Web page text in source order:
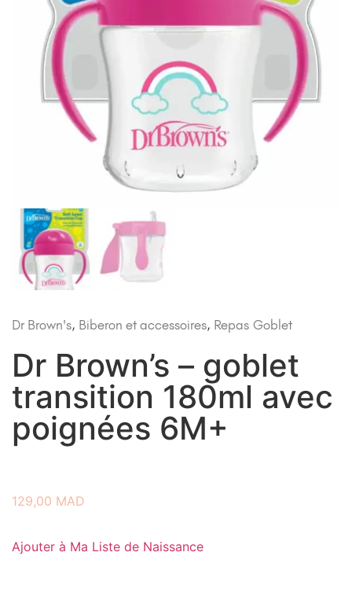
Dr Brown's, Biberon et accessoires, Repas Goblet
Dr Brown’s – goblet
transition 180ml avec
poignées 6M+
129,00 MAD
Ajouter à Ma Liste de Naissance